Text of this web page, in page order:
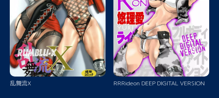
乱舞流X RRRideon DEEP DIGITAL VERSION